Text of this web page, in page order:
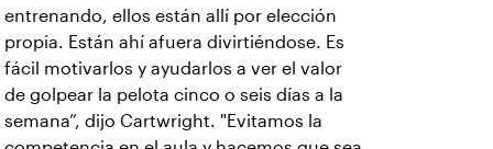
entrenando, ellos están allí por elección
propia. Están ahí afuera divirtiéndose. Es
fácil motivarlos y ayudarlos a ver el valor
de golpear la pelota cinco o seis días a la
semana”, dijo Cartwright. "Evitamos la